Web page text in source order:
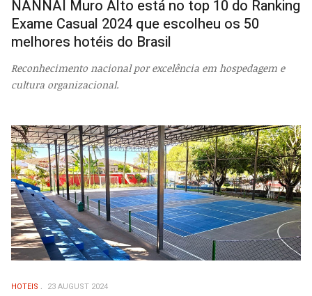
NANNAI Muro Alto está no top 10 do Ranking
Exame Casual 2024 que escolheu os 50
melhores hotéis do Brasil
Reconhecimento nacional por excelência em hospedagem e
cultura organizacional.
HOTEIS 23 AUGUST 2024